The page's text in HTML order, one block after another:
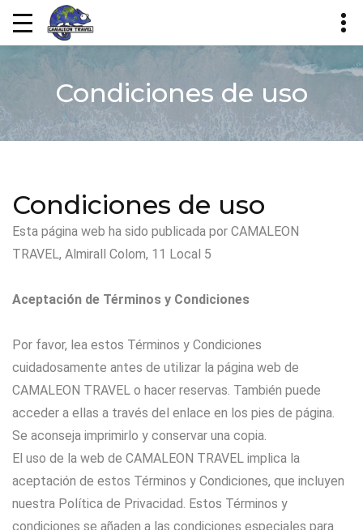
Condiciones de uso
Condiciones de uso
Esta página web ha sido publicada por CAMALEON
TRAVEL, Almirall Colom, 11 Local 5
Aceptación de Términos y Condiciones
Por favor, lea estos Términos y Condiciones
cuidadosamente antes de utilizar la página web de
CAMALEON TRAVEL o hacer reservas. También puede
acceder a ellas a través del enlace en los pies de página.
Se aconseja imprimirlo y conservar una copia.
El uso de la web de CAMALEON TRAVEL implica la
aceptación de estos Términos y Condiciones, que incluyen
nuestra Política de Privacidad. Estos Términos y
condiciones se añaden a las condiciones especiales para